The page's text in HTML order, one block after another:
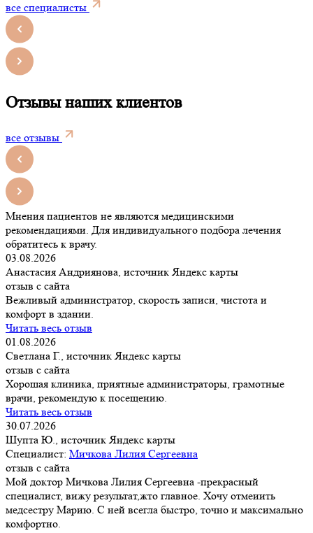
все специалисты
Отзывы наших клиентов
все отзывы
Мнения пациентов не являются медицинскими
рекомендациями. Для индивидуального подбора лечения
обратитесь к врачу.
03.08.2026
Анастасия Андриянова, источник Яндекс карты
отзыв с сайта
Вежливый администратор, скорость записи, чистота и
комфорт в здании.
Читать весь отзыв
01.08.2026
Светлана Г., источник Яндекс карты
отзыв с сайта
Хорошая клиника, приятные администраторы, грамотные
врачи, рекомендую к посещению.
Читать весь отзыв
30.07.2026
Шупта Ю., источник Яндекс карты
Специалист: Мичкова Лилия Сергеевна
отзыв с сайта
Мой доктор Мичкова Лилия Сергеевна -прекрасный
специалист, вижу результат,жто главное. Хочу отмеиить
медсестру Марию. С ней всегла быстро, точно и максимально
комфортно.